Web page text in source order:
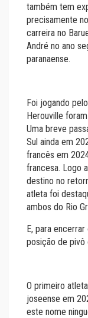
também tem
precisamente
carreira no
André no ano
paranaense.
Foi jogando
Herouville
Uma breve
Sul ainda em
francês em
francesa. Logo
destino no
atleta foi
ambos do Rio
E, para
posição de pivô
O primeiro
joseense em
este nome